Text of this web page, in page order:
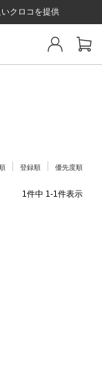
クロコを提供
ト
登録順 優先度順
1件中 1-1件表示